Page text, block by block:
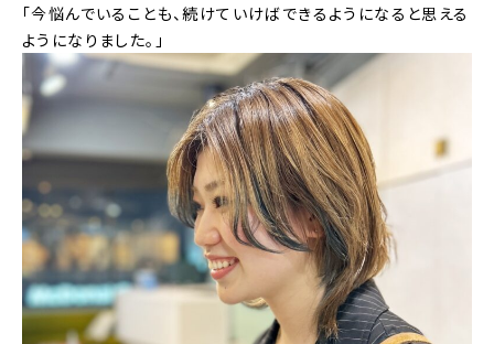
SALON
RECRUIT
COMPANY
「今悩んでいることも、続けていけばできるようになると思える
ようになりました。」